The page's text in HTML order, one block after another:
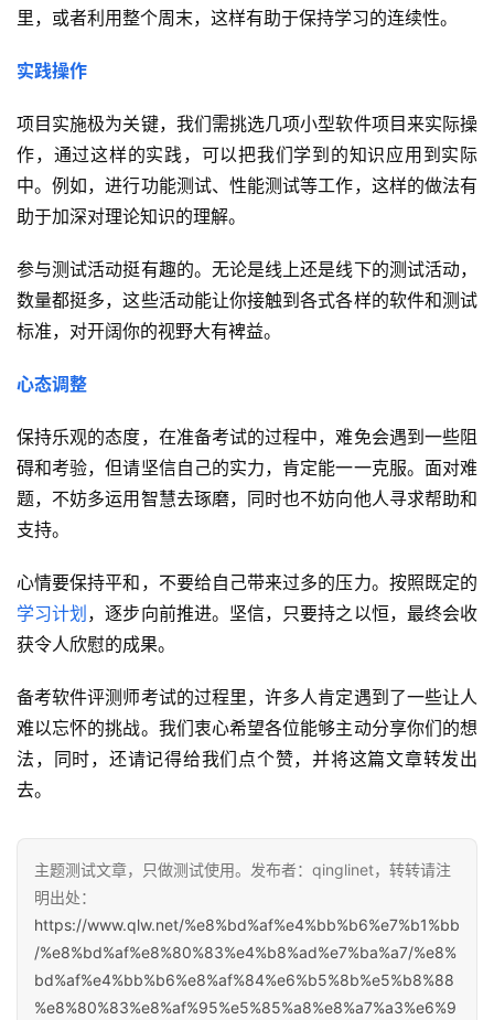
里，或者利用整个周末，这样有助于保持学习的连续性。
实践操作
项目实施极为关键，我们需挑选几项小型软件项目来实际操
作，通过这样的实践，可以把我们学到的知识应用到实际
中。例如，进行功能测试、性能测试等工作，这样的做法有
助于加深对理论知识的理解。
参与测试活动挺有趣的。无论是线上还是线下的测试活动，
数量都挺多，这些活动能让你接触到各式各样的软件和测试
标准，对开阔你的视野大有裨益。
心态调整
保持乐观的态度，在准备考试的过程中，难免会遇到一些阻
碍和考验，但请坚信自己的实力，肯定能一一克服。面对难
题，不妨多运用智慧去琢磨，同时也不妨向他人寻求帮助和
支持。
心情要保持平和，不要给自己带来过多的压力。按照既定的
学习计划 ，逐步向前推进。坚信，只要持之以恒，最终会收
获令人欣慰的成果。
备考软件评测师考试的过程里，许多人肯定遇到了一些让人
难以忘怀的挑战。我们衷心希望各位能够主动分享你们的想
法，同时，还请记得给我们点个赞，并将这篇文章转发出
去。
主题测试文章，只做测试使用。发布者：qinglinet，转转请注
明出处：
https://www.qlw.net/%e8%bd%af%e4%bb%b6%e7%b1%bb
/%e8%bd%af%e8%80%83%e4%b8%ad%e7%ba%a7/%e8%
bd%af%e4%bb%b6%e8%af%84%e6%b5%8b%e5%b8%88
%e8%80%83%e8%af%95%e5%85%a8%e8%a7%a3%e6%9